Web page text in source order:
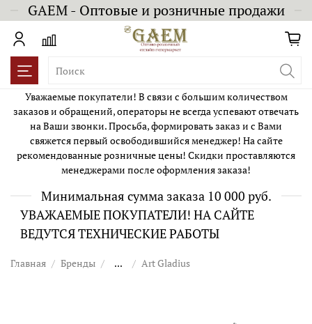
GAEM - Оптовые и розничные продажи
Уважаемые покупатели! В связи с большим количеством
заказов и обращений, операторы не всегда успевают отвечать
на Ваши звонки. Просьба, формировать заказ и с Вами
свяжется первый освободившийся менеджер! На сайте
рекомендованные розничные цены! Скидки проставляются
менеджерами после оформления заказа!
Минимальная сумма заказа 10 000 руб.
УВАЖАЕМЫЕ ПОКУПАТЕЛИ! НА САЙТЕ
ВЕДУТСЯ ТЕХНИЧЕСКИЕ РАБОТЫ
Главная Бренды ... Art Gladius